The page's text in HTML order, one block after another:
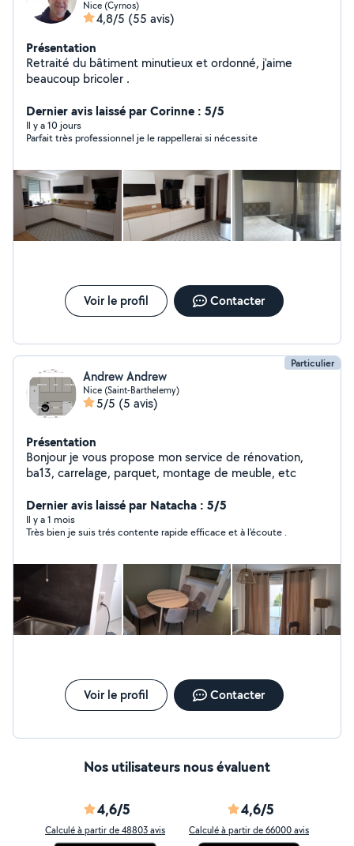
Nice (Cyrnos)
4,8/5 (55 avis)
Présentation
Retraité du bâtiment minutieux et ordonné, j'aime
beaucoup bricoler .
Dernier avis laissé par Corinne : 5/5
Il y a 10 jours
Parfait très professionnel je le rappellerai si nécessite
Voir le profil Contacter
Particulier
Andrew Andrew
Nice (Saint-Barthelemy)
5/5 (5 avis)
Présentation
Bonjour je vous propose mon service de rénovation,
ba13, carrelage, parquet, montage de meuble, etc
Dernier avis laissé par Natacha : 5/5
Il y a 1 mois
Très bien je suis trés contente rapide efficace et à l'écoute .
Voir le profil Contacter
Nos utilisateurs nous évaluent
4,6/5
Calculé à partir de 48803 avis
4,6/5
Calculé à partir de 66000 avis